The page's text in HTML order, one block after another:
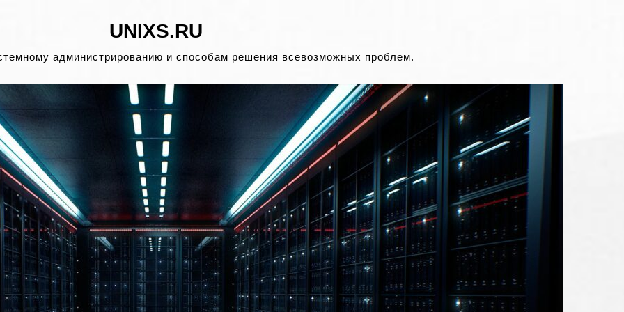
UNIXS.RU
администрированию и способам решения всевозможных проблем.